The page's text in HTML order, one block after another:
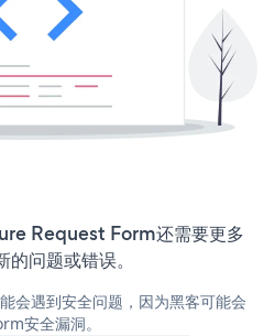
Request Form还需要更多
问题或错误。
会遇到安全问题，因为黑客可能会
安全漏洞。